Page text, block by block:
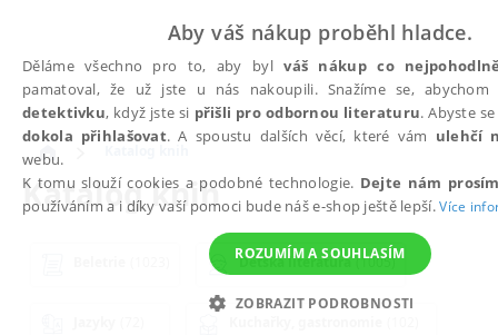
Katalog knih
Dětská literatura (1005)
Aby váš nákup proběhl hladce.
Děláme všechno pro to, aby bylváš nákup co
pamatoval, že už jste u nás nakoupili. Snažíme se,
detektivku, když jste si přišli pro odbornou literaturu. Abyste
dokola přihlašovat. A spoustu dalších věcí, které vám ulehčí
webu.
K tomu slouží cookies a podobné technologie. Dejte nám
používáním a i díky vaší pomoci bude náš e-shop ještě lepší.Více
ROZUMÍM A SOUHLASÍM
ZOBRAZIT PODROBNOSTI